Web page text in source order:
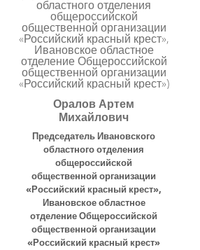
Оралов Артем
Михайлович
Председатель Ивановского
областного отделения
общероссийской
общественной организации
«Российский красный крест»,
Ивановское областное
отделение Общероссийской
общественной организации
«Российский красный крест»